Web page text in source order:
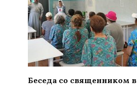
Беседа со священником в